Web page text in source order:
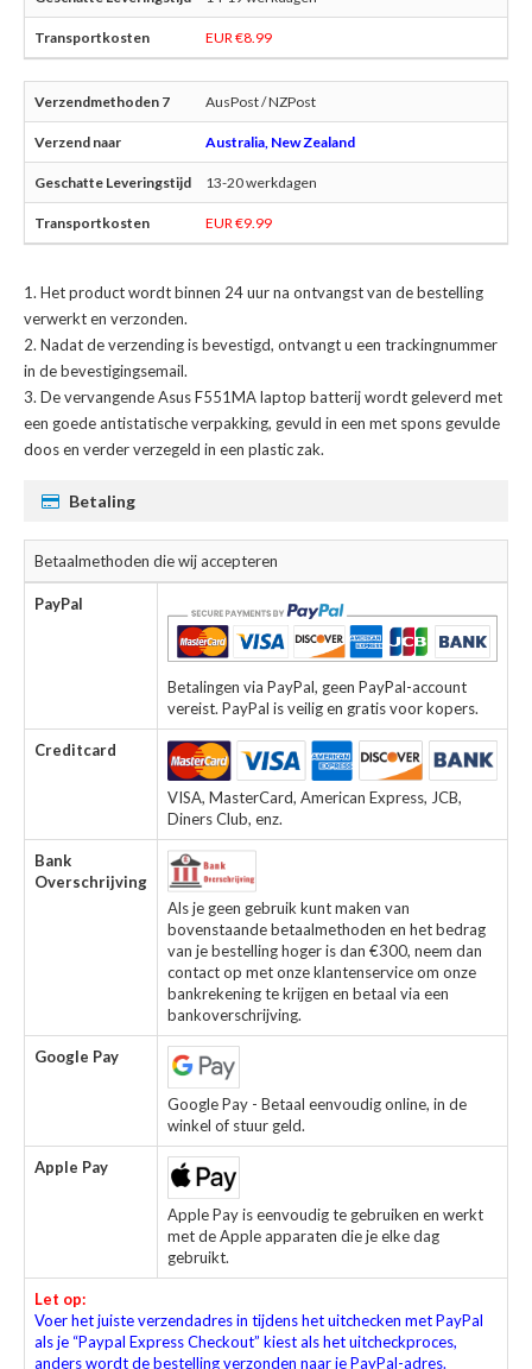
EUR €8.99
AusPost / NZPost
Australia, New Zealand
13-20 werkdagen
EUR €9.99
Het product wordt binnen 24 uur na ontvangst van de bestelling
verwerkt en verzonden.
Nadat de verzending is bevestigd, ontvangt u een trackingnummer
in de bevestigingsemail.
Devervangende Asus F551MA laptop batterijwordt geleverd met
een goede antistatische verpakking, gevuld in een met spons gevulde
doos en verder verzegeld in een plastic zak.
Betaling
Betaalmethoden die wij accepteren
PayPal
Betalingen via PayPal, geen PayPal-account
vereist. PayPal is veilig en gratis voor kopers.
Creditcard
VISA, MasterCard, American Express, JCB,
Diners Club, enz.
Bank
Overschrijving
Als je geen gebruik kunt maken van
bovenstaande betaalmethoden en het bedrag
van je bestelling hoger is dan €300, neem dan
contact op met onze klantenservice om onze
bankrekening te krijgen en betaal via een
bankoverschrijving.
Google Pay
Google Pay - Betaal eenvoudig online, in de
winkel of stuur geld.
Apple Pay
Apple Pay is eenvoudig te gebruiken en werkt
met de Apple apparaten die je elke dag
gebruikt.
Let op:
Voer het juiste verzendadres in tijdens het uitchecken met PayPal
als je “Paypal Express Checkout” kiest als het uitcheckproces,
anders wordt de bestelling verzonden naar je PayPal-adres.